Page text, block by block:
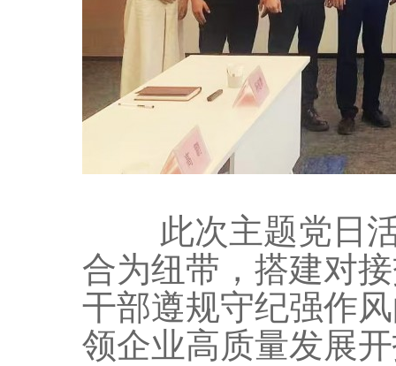
此次主题党日活
合为纽带，搭建对
干部遵规守纪强作
领企业高质量发展